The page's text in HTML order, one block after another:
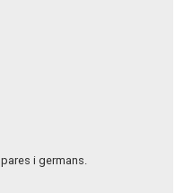
i germans.